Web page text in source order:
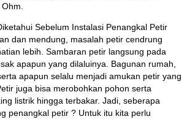
Sebelum Instalasi Penangkal Petir
dan mendung, masalah petir cendrung
lebih. Sambaran petir langsung pada
apapun yang dilaluinya. Bagunan rumah,
apapun selalu menjadi amukan petir yang
juga bisa merobohkan pohon serta
listrik hingga terbakar. Jadi, seberapa
penangkal petir ? Untuk itu kita perlu